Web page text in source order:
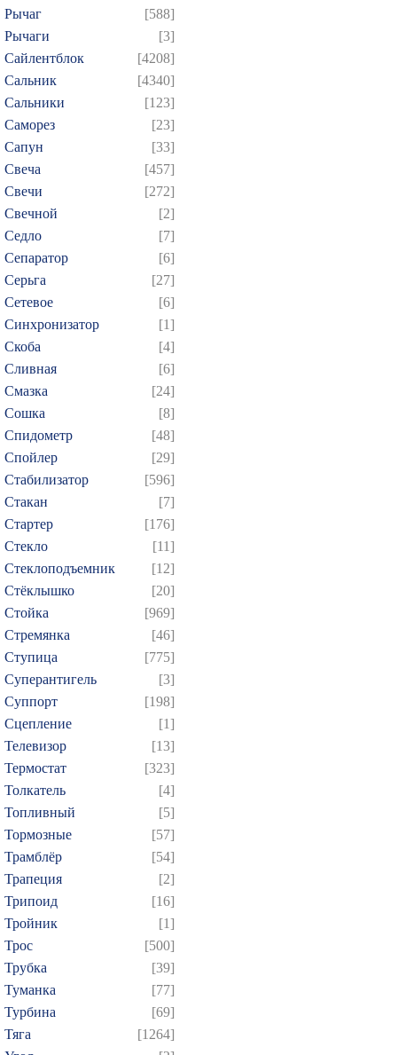
Рычаг
[588]
Рычаги
[3]
Сайлентблок
[4208]
Сальник
[4340]
Сальники
[123]
Саморез
[23]
Сапун
[33]
Свеча
[457]
Свечи
[272]
Свечной
[2]
Седло
[7]
Сепаратор
[6]
Серьга
[27]
Сетевое
[6]
Синхронизатор
[1]
Скоба
[4]
Сливная
[6]
Смазка
[24]
Сошка
[8]
Спидометр
[48]
Спойлер
[29]
Стабилизатор
[596]
Стакан
[7]
Стартер
[176]
Стекло
[11]
Стеклоподъемник
[12]
Стёклышко
[20]
Стойка
[969]
Стремянка
[46]
Ступица
[775]
Суперантигель
[3]
Суппорт
[198]
Сцепление
[1]
Телевизор
[13]
Термостат
[323]
Толкатель
[4]
Топливный
[5]
Тормозные
[57]
Трамблёр
[54]
Трапеция
[2]
Трипоид
[16]
Тройник
[1]
Трос
[500]
Трубка
[39]
Туманка
[77]
Турбина
[69]
Тяга
[1264]